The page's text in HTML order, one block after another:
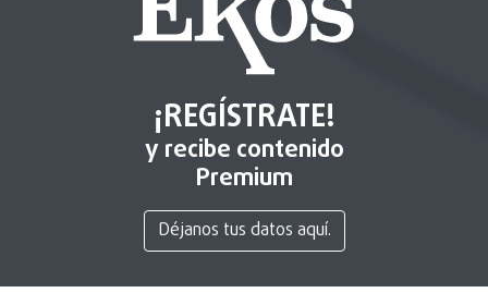
¡REGÍSTRATE!
y recibe contenido
Premium
Déjanos tus datos aquí.